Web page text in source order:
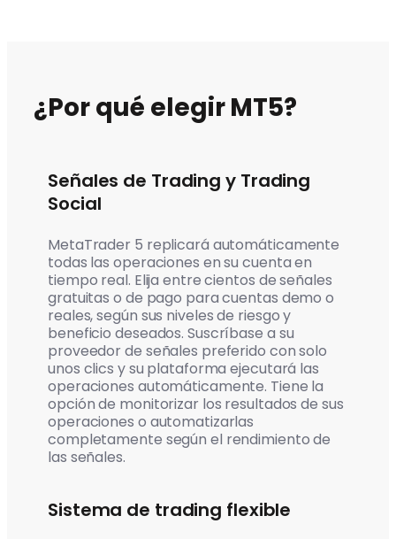
¿Por qué elegir MT5?
Señales de Trading y Trading
Social
MetaTrader 5 replicará automáticamente
todas las operaciones en su cuenta en
tiempo real. Elija entre cientos de señales
gratuitas o de pago para cuentas demo o
reales, según sus niveles de riesgo y
beneficio deseados. Suscríbase a su
proveedor de señales preferido con solo
unos clics y su plataforma ejecutará las
operaciones automáticamente. Tiene la
opción de monitorizar los resultados de sus
operaciones o automatizarlas
completamente según el rendimiento de
las señales.
Sistema de trading flexible